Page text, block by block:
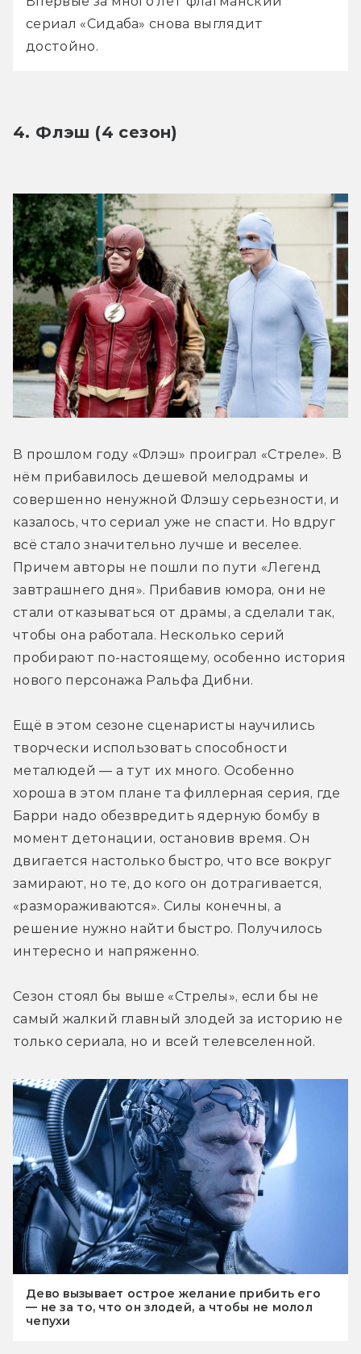
сериал «Сидаба» снова выглядит
достойно.
4. Флэш (4 сезон)
В прошлом году «Флэш» проиграл «Стреле». В
нём прибавилось дешевой мелодрамы и
совершенно ненужной Флэшу серьезности, и
казалось, что сериал уже не спасти. Но вдруг
всё стало значительно лучше и веселее.
Причем авторы не пошли по пути «Легенд
завтрашнего дня». Прибавив юмора, они не
стали отказываться от драмы, а сделали так,
чтобы она работала. Несколько серий
пробирают по-настоящему, особенно история
нового персонажа Ральфа Дибни.
Ещё в этом сезоне сценаристы научились
творчески использовать способности
металюдей — а тут их много. Особенно
хороша в этом плане та филлерная серия, где
Барри надо обезвредить ядерную бомбу в
момент детонации, остановив время. Он
двигается настолько быстро, что все вокруг
замирают, но те, до кого он дотрагивается,
«размораживаются». Силы конечны, а
решение нужно найти быстро. Получилось
интересно и напряженно.
Сезон стоял бы выше «Стрелы», если бы не
самый жалкий главный злодей за историю не
только сериала, но и всей телевселенной.
Дево вызывает острое желание прибить его
— не за то, что он злодей, а чтобы не молол
чепухи